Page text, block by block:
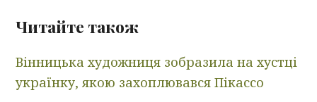
Читайте також
Вінницька художниця зобразила на хустці
українку, якою захоплювався Пікассо